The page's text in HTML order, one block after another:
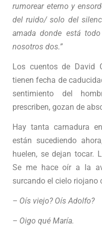
rumorear eterno y
del ruido/ solo del
amada donde está
nosotros dos.”
Los cuentos de David
tienen fecha de
sentimiento del
prescriben, gozan de
Hay tanta carnadura
están sucediendo
huelen, se dejan tocar.
Se me hace oír a la
surcando el cielo riojano
– Oís viejo? Oís Adolfo?
– Oigo qué María.